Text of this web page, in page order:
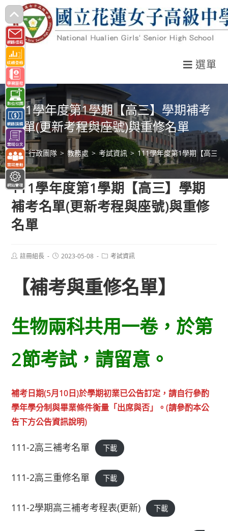
跳
轉
至
主
要
內
容
選單
111學年度第1學期【高三】學期補考
名單(更新考程與座號)與重修名單
> 行政團隊 > 教務處 > 考試資訊 > 111學年度第1學期【高三
111學年度第1學期【高三】學期
補考名單(更新考程與座號)與重修
名單
Post註冊組長
Post2023-05-08
Post考試資訊
【補考與重修名單】
生物兩科共用一卷，於第
2節考試，請留意。
補考日期(5月10日)於學期初業已公告訂定，請自行參酌
學年學分制與畢業條件衡量「出席與否」。(請參酌本公
告下方公告資訊說明)
111-2高三補考名單 下載
111-2高三重修名單 下載
111-2學期高三補考考程表(更新) 下載